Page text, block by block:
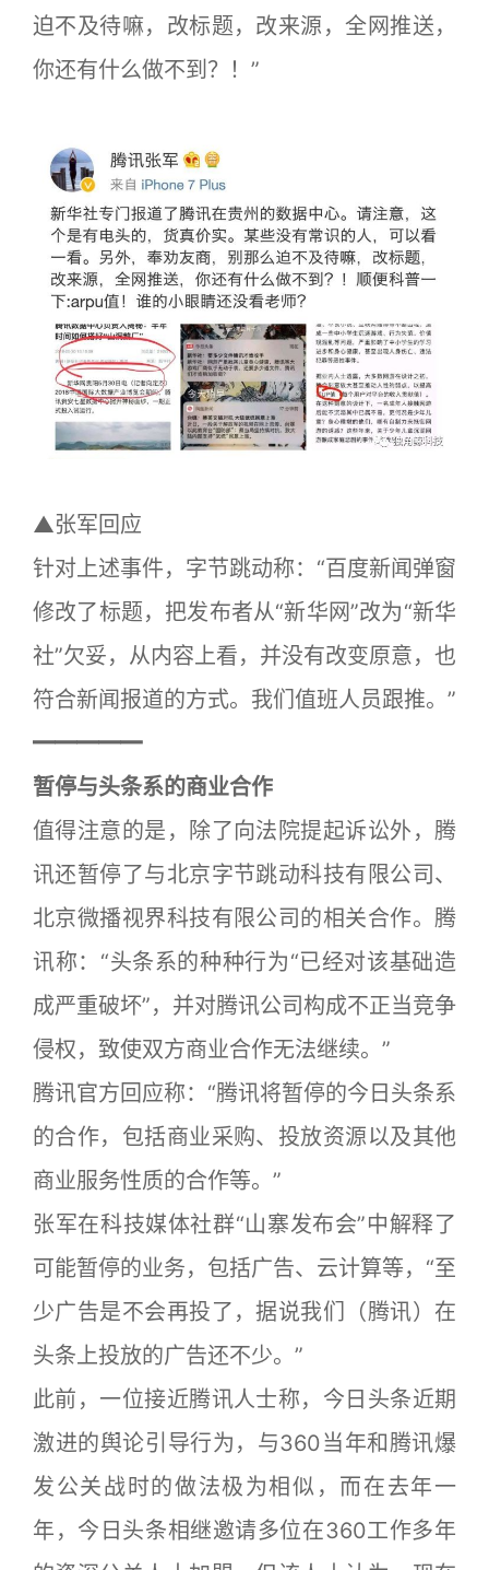
迫不及待嘛，改标题，改来源，全网推送，
你还有什么做不到？！”
▲张军回应
针对上述事件，字节跳动称：“百度新闻弹窗
修改了标题，把发布者从“新华网”改为“新华
社”欠妥，从内容上看，并没有改变原意，也
符合新闻报道的方式。我们值班人员跟推。”
━━━━━
暂停与头条系的商业合作
值得注意的是，除了向法院提起诉讼外，腾
讯还暂停了与北京字节跳动科技有限公司、
北京微播视界科技有限公司的相关合作。腾
讯称：“头条系的种种行为“已经对该基础造
成严重破坏”，并对腾讯公司构成不正当竞争
侵权，致使双方商业合作无法继续。”
腾讯官方回应称：“腾讯将暂停的今日头条系
的合作，包括商业采购、投放资源以及其他
商业服务性质的合作等。”
张军在科技媒体社群“山寨发布会”中解释了
可能暂停的业务，包括广告、云计算等，“至
少广告是不会再投了，据说我们（腾讯）在
头条上投放的广告还不少。”
此前，一位接近腾讯人士称，今日头条近期
激进的舆论引导行为，与360当年和腾讯爆
发公关战时的做法极为相似，而在去年一
年，今日头条相继邀请多位在360工作多年